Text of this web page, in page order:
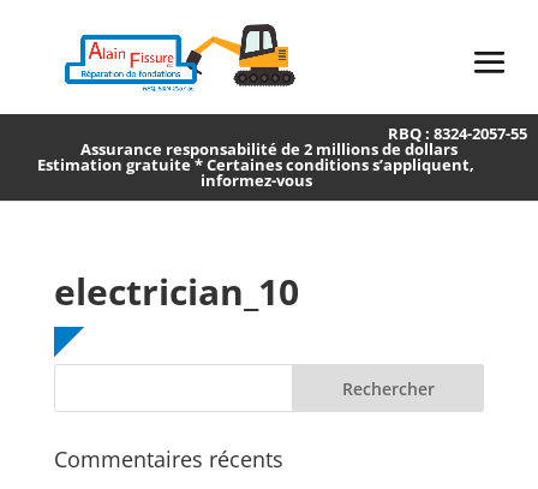
RBQ : 8324-2057-55
Assurance responsabilité de 2 millions de dollars
Estimation gratuite * Certaines conditions s’appliquent,
informez-vous
electrician_10
Commentaires récents